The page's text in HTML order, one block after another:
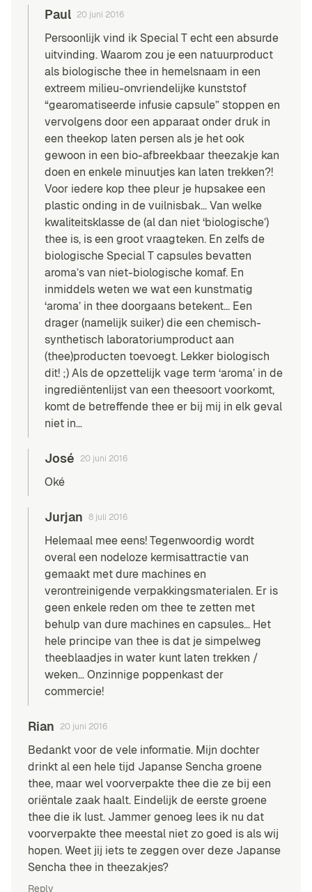
Paul 20 juni 2016
Persoonlijk vind ik Special T echt een absurde
uitvinding. Waarom zou je een natuurproduct
als biologische thee in hemelsnaam in een
extreem milieu-onvriendelijke kunststof
“gearomatiseerde infusie capsule” stoppen en
vervolgens door een apparaat onder druk in
een theekop laten persen als je het ook
gewoon in een bio-afbreekbaar theezakje kan
doen en enkele minuutjes kan laten trekken?!
Voor iedere kop thee pleur je hupsakee een
plastic onding in de vuilnisbak… Van welke
kwaliteitsklasse de (al dan niet ‘biologische’)
thee is, is een groot vraagteken. En zelfs de
biologische Special T capsules bevatten
aroma’s van niet-biologische komaf. En
inmiddels weten we wat een kunstmatig
‘aroma’ in thee doorgaans betekent… Een
drager (namelijk suiker) die een chemisch-
synthetisch laboratoriumproduct aan
(thee)producten toevoegt. Lekker biologisch
dit! ;) Als de opzettelijk vage term ‘aroma’ in de
ingrediëntenlijst van een theesoort voorkomt,
komt de betreffende thee er bij mij in elk geval
niet in…
José 20 juni 2016
Oké
Jurjan 8 juli 2016
Helemaal mee eens! Tegenwoordig wordt
overal een nodeloze kermisattractie van
gemaakt met dure machines en
verontreinigende verpakkingsmaterialen. Er is
geen enkele reden om thee te zetten met
behulp van dure machines en capsules… Het
hele principe van thee is dat je simpelweg
theeblaadjes in water kunt laten trekken /
weken… Onzinnige poppenkast der
commercie!
Rian 20 juni 2016
Bedankt voor de vele informatie. Mijn dochter
drinkt al een hele tijd Japanse Sencha groene
thee, maar wel voorverpakte thee die ze bij een
oriëntale zaak haalt. Eindelijk de eerste groene
thee die ik lust. Jammer genoeg lees ik nu dat
voorverpakte thee meestal niet zo goed is als wij
hopen. Weet jij iets te zeggen over deze Japanse
Sencha thee in theezakjes?
Reply